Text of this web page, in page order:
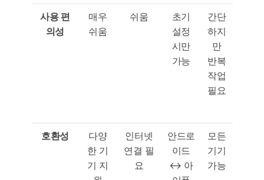
사용편
의성
매우
쉬움
쉬움
초기
설정
시만
가능
간단
하지
만
반복
작업
필요
호환성
다양
한 기
기 지
인터넷
연결 필
요
안드로
이드
↔ 아
모든
기기
가능